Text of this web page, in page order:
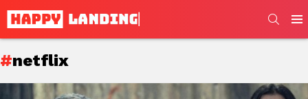
netflix